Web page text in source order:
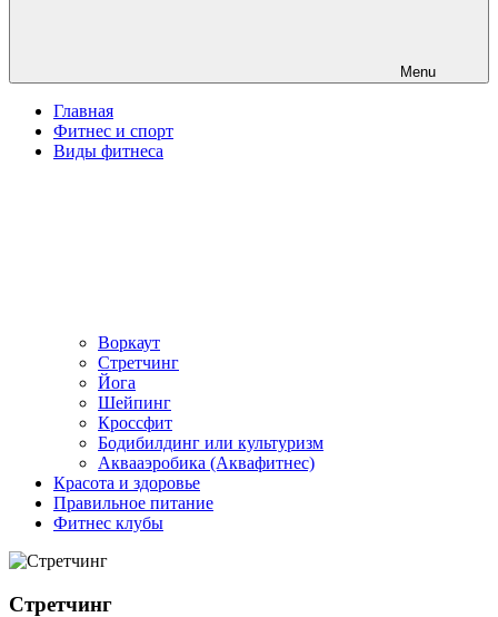
Menu
Главная
Фитнес и спорт
Виды фитнеса
Воркаут
Стретчинг
Йога
Шейпинг
Кроссфит
Бодибилдинг или культуризм
Аквааэробика (Аквафитнес)
Красота и здоровье
Правильное питание
Фитнес клубы
Стретчинг